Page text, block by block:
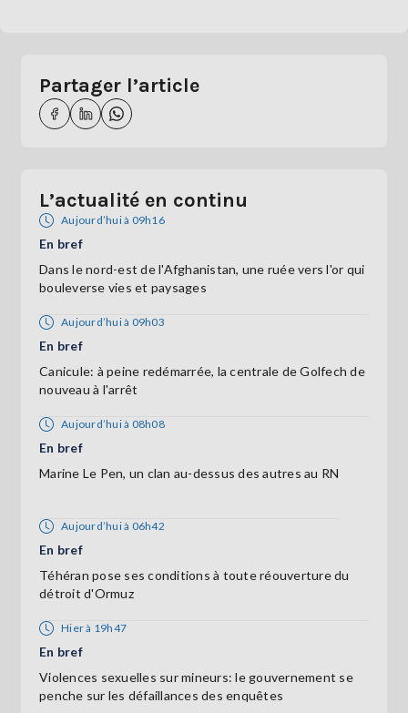
Partager l’article
L’actualité en continu
Aujourd’hui à 09h16
En bref
Dans le nord-est de l'Afghanistan, une ruée vers l'or qui
bouleverse vies et paysages
Aujourd’hui à 09h03
En bref
Canicule: à peine redémarrée, la centrale de Golfech de
nouveau à l'arrêt
Aujourd’hui à 08h08
En bref
Marine Le Pen, un clan au-dessus des autres au RN
Aujourd’hui à 06h42
En bref
Téhéran pose ses conditions à toute réouverture du
détroit d'Ormuz
Hier à 19h47
En bref
Violences sexuelles sur mineurs: le gouvernement se
penche sur les défaillances des enquêtes